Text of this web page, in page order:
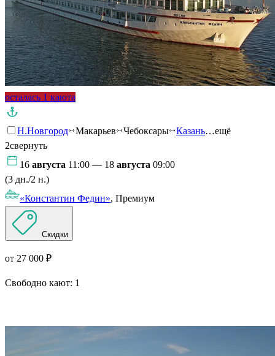
осталась 1 каюта
Н.Новгород Макарьев Чебоксары Казань…ещё
2свернуть
16 августа 11:00 — 18 августа 09:00
(3 дн./2 н.)
«Константин Федин», Премиум
Скидки
от 27 000 ₽
Свободно кают: 1